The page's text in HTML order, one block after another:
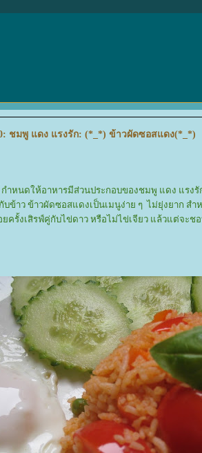
ชมพู แดง แรงรัก: (*_*) ข้าวผัดซอสแดง(*_*)
ำหนดให้อาหารมีส่วนประกอบของชมพู แดง แรง
ข้าว ข้าวผัดซอสแดงเป็นเมนูง่าย ๆ ไม่ยุ่งยาก ส
ครั้งเสิรฟ์คู่กับไข่ดาว หรือไม่ไข่เจียว แล้วแต่จะช